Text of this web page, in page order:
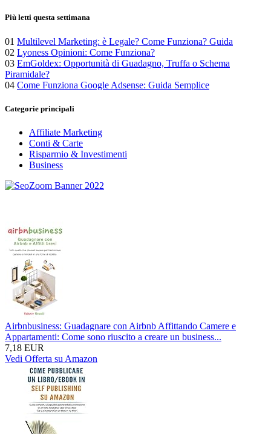
Più letti questa settimana
01 Multilevel Marketing: è Legale? Come Funziona? Guida
02 Lyoness Opinioni: Come Funziona?
03 EmGoldex: Opportunità di Guadagno, Truffa o Schema
Piramidale?
04 Come Funziona Google Adsense: Guida Semplice
Categorie principali
Affiliate Marketing
Conti & Carte
Risparmio & Investimenti
Business
Airbnbusiness: Guadagnare con Airbnb Affittando Camere e
Appartamenti: Come sono riuscito a creare un business...
7,18 EUR
Vedi Offerta su Amazon